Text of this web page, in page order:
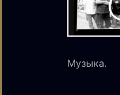
Музыка.